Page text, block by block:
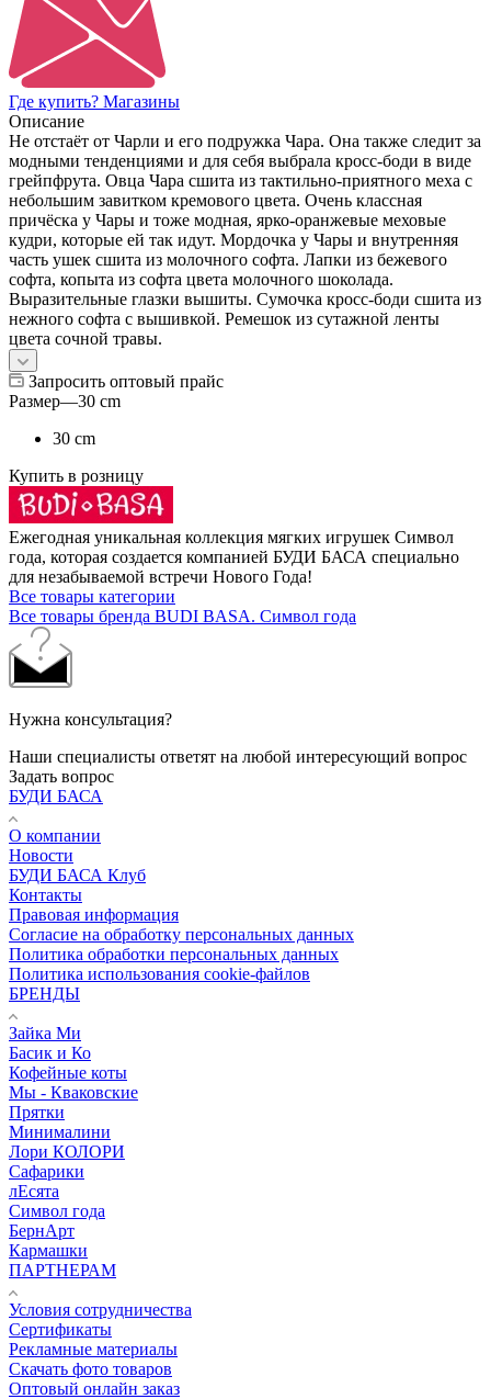
Где купить? Магазины
Описание
Не отстаёт от Чарли и его подружка Чара. Она также следит за
модными тенденциями и для себя выбрала кросс-боди в виде
грейпфрута. Овца Чара сшита из тактильно-приятного меха с
небольшим завитком кремового цвета. Очень классная
причёска у Чары и тоже модная, ярко-оранжевые меховые
кудри, которые ей так идут. Мордочка у Чары и внутренняя
часть ушек сшита из молочного софта. Лапки из бежевого
софта, копыта из софта цвета молочного шоколада.
Выразительные глазки вышиты. Сумочка кросс-боди сшита из
нежного софта с вышивкой. Ремешок из сутажной ленты
цвета сочной травы.
Запросить оптовый прайс
Размер—30 cm
30 cm
Купить в розницу
Ежегодная уникальная коллекция мягких игрушек Символ
года, которая создается компанией БУДИ БАСА специально
для незабываемой встречи Нового Года!
Все товары категории
Все товары бренда BUDI BASA. Символ года
Нужна консультация?
Наши специалисты ответят на любой интересующий вопрос
Задать вопрос
БУДИ БАСА
О компании
Новости
БУДИ БАСА Клуб
Контакты
Правовая информация
Согласие на обработку персональных данных
Политика обработки персональных данных
Политика использования cookie-файлов
БРЕНДЫ
Зайка Ми
Басик и Ко
Кофейные коты
Мы - Кваковские
Прятки
Минималини
Лори КОЛОРИ
Сафарики
лЕсята
Символ года
БернАрт
Кармашки
ПАРТНЕРАМ
Условия сотрудничества
Сертификаты
Рекламные материалы
Скачать фото товаров
Оптовый онлайн заказ